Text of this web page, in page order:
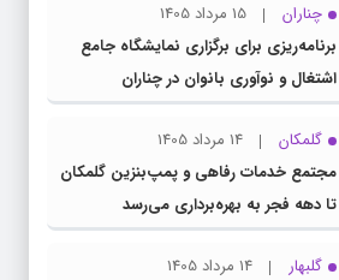
چناران
15 مرداد 1405
برنامه‌ریزی برای برگزاری نمایشگاه جامع
اشتغال و نوآوری بانوان در چناران
گلمکان
14 مرداد 1405
مجتمع خدمات رفاهی و پمپ‌بنزین گلمکان
تا دهه فجر به بهره‌برداری می‌رسد
گلبهار
14 مرداد 1405